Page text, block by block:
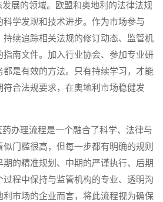
展的领域。欧盟和奥地利的法律法规
学发现和技术进步。作为市场参与
续追踪相关法规的修订动态、监管机
南文件。加入行业协会、参加专业研
是有效的方法。只有持续学习，才能
合法规要求，在奥地利市场稳健发
办理流程是一个融合了科学、法律与
门槛很高，但每一步都有明确的规则
期的精准规划、中期的严谨执行、后期
程中保持与监管机构的专业、透明沟
市场的企业而言，将此流程视为确保